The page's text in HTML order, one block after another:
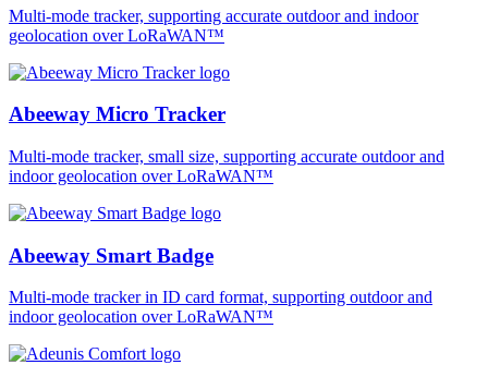
Multi-mode tracker, supporting accurate outdoor and indoor
geolocation over LoRaWAN™
Abeeway Micro Tracker
Multi-mode tracker, small size, supporting accurate outdoor and
indoor geolocation over LoRaWAN™
Abeeway Smart Badge
Multi-mode tracker in ID card format, supporting outdoor and
indoor geolocation over LoRaWAN™